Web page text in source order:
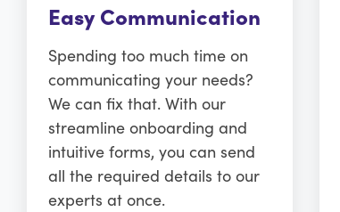
Easy Communication
Spending too much time on
communicating your needs?
We can fix that. With our
streamline onboarding and
intuitive forms, you can send
all the required details to our
experts at once.